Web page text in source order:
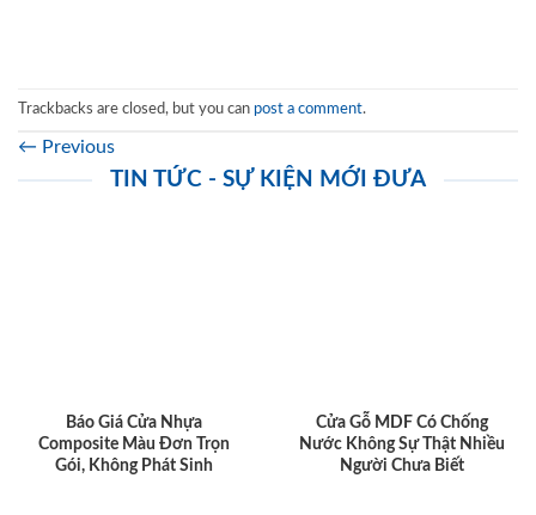
Trackbacks are closed, but you can post a comment.
← Previous
TIN TỨC - SỰ KIỆN MỚI ĐƯA
Báo Giá Cửa Nhựa
Composite Màu Đơn Trọn
Gói, Không Phát Sinh
Cửa Gỗ MDF Có Chống
Nước Không Sự Thật Nhiều
Người Chưa Biết